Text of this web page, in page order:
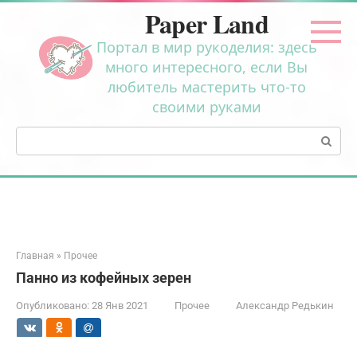
Перейти
контенту
Paper Land
Портал в мир рукоделия: здесь
много интересного, если Вы
любитель мастерить что-то
своими руками
Поиск:
Главная » Прочее
Панно из кофейных зерен
Опубликовано: 28 Янв 2021 Прочее Александр Редькин